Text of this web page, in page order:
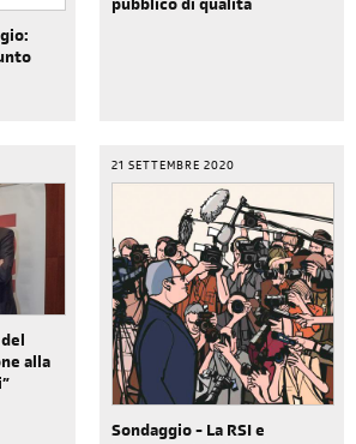
pubblico di qualità
alla
21 SETTEMBRE 2020
Sondaggio - La RSI e